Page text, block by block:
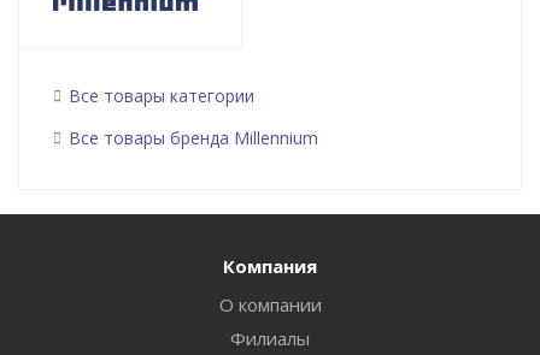
Все товары категории
Все товары бренда Millennium
Компания
О компании
Филиалы